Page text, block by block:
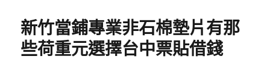
新竹當鋪專業非石棉墊片有那
些荷重元選擇台中票貼借錢